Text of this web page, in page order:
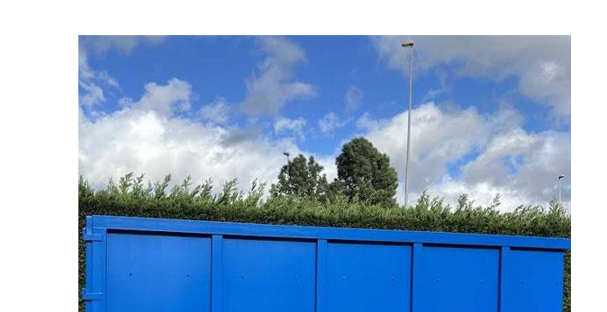
Avoir un devis location de benne de
RG Location Benne
Nous vous sélectionnons des bennes de qualité pour évacuer et jeter tous vos déchets que ce
soit sur chantier ou dans une grande propriété. Avant de vous livrer les bennes dont vous avez
besoin, nous vous établirons un devis détaillé du contenu de votre projet de débarras de
déchets ou de gravats. Que ce soit des pierres, du sable, des cailloux, des briques à évacuer…,